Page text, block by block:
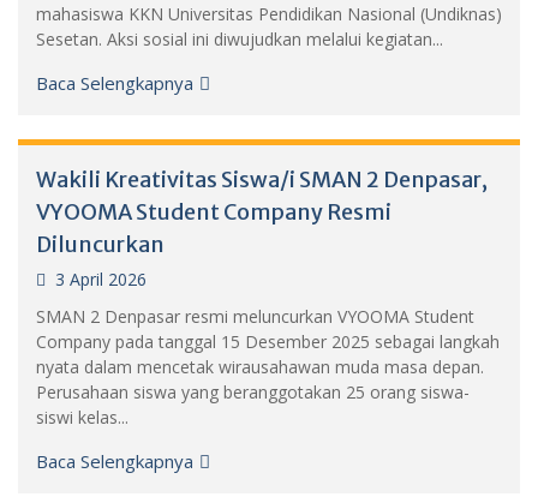
mahasiswa KKN Universitas Pendidikan Nasional (Undiknas)
Sesetan. Aksi sosial ini diwujudkan melalui kegiatan...
Baca Selengkapnya
Wakili Kreativitas Siswa/i SMAN 2 Denpasar,
VYOOMA Student Company Resmi
Diluncurkan
3 April 2026
SMAN 2 Denpasar resmi meluncurkan VYOOMA Student
Company pada tanggal 15 Desember 2025 sebagai langkah
nyata dalam mencetak wirausahawan muda masa depan.
Perusahaan siswa yang beranggotakan 25 orang siswa-
siswi kelas...
Baca Selengkapnya